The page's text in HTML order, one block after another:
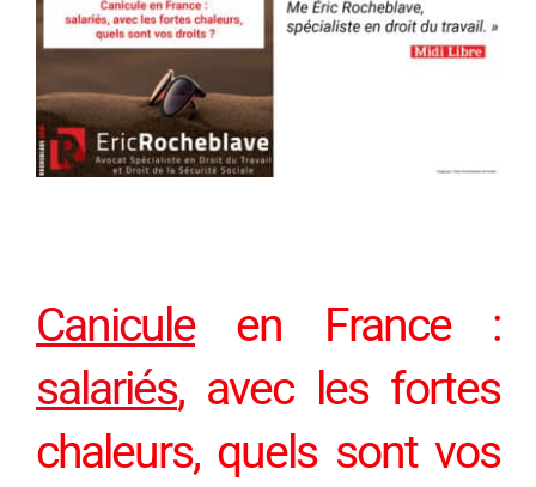
Caniculeen France :
salariés, avec les fortes
chaleurs, quels sont vos